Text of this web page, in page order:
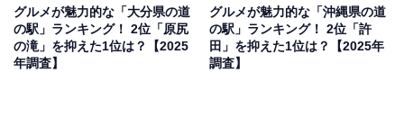
グルメが魅力的な「大分県の道
の駅」ランキング！ 2位「原尻
の滝」を抑えた1位は？【2025
年調査】
グルメが魅力的な「沖縄県の道
の駅」ランキング！ 2位「許
田」を抑えた1位は？【2025年
調査】